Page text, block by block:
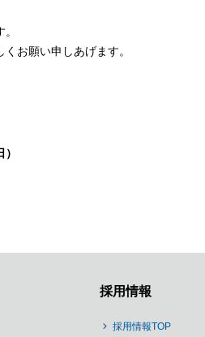
お願い申しあげます。
採用情報
採用情報TOP